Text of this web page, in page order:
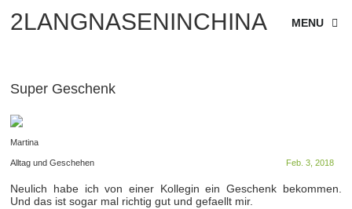
2LANGNASENINCHINA MENU
Super Geschenk
Martina
Feb. 3, 2018
Alltag und Geschehen
Neulich habe ich von einer Kollegin ein Geschenk bekommen.
Und das ist sogar mal richtig gut und gefaellt mir.